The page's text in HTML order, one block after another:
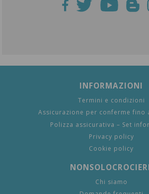
INFORMAZIONI
Termini e condizioni
Assicurazione per conferme fino
Polizza assicurativa – Set
Privacy policy
Cookie policy
Chi siamo